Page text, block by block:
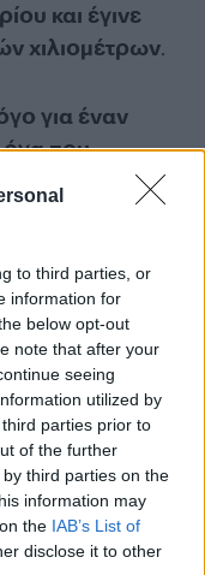
to third parties, or
information for
below opt-out
note that after your
seeing
utilized by
parties prior to
of the further
third parties on the
information may
the IAB’s List of
disclose it to other
και έγινε
χιλιομέτρων.
για έναν
που
αρμόδιων αρχών.
ενδεχόμενο, η
σε
χωρίς εμφανή
κάτω